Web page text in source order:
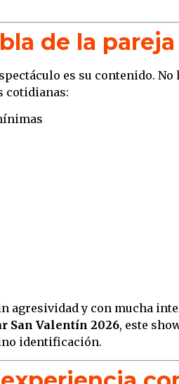
de la pareja
es su contenido. No
cotidianas:
agresividad y con mucha
San Valentín 2026, este
identificación.